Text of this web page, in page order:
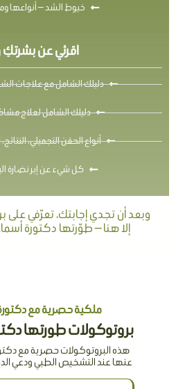
خيوط الشد — أنواعها
اقرئي عن
دليلك الشامل مع علاجات الشعر
دليلك الشامل لعلاج
أنواع الحقن التجميلي،
كل شيء عن إبر نضارة
وبعد أن تجدي إجابتك، تعرّفي على
إلا هنا — طوّرتها دكتورة
ملكية حصرية مع
بروتوكولات طورتها
هذه البروتوكولات حصرية مع
عنها عند التشخيص الطبي ودعي